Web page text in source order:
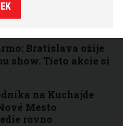
Bratislava ožije
show. Tieto akcie si
na Kuchajde
Mesto
rovno